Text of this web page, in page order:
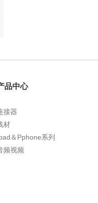
品中心
接器
材
＆Pphone系列
频视频